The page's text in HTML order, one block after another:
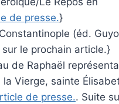
de presse.}
(éd.
sur le prochain article.}
de Raphaël
la Vierge, sainte
de presse.. Suite